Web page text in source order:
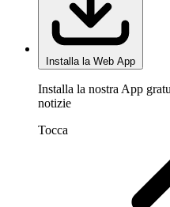
Installa la Web App
Installa la nostra App
notizie
Tocca